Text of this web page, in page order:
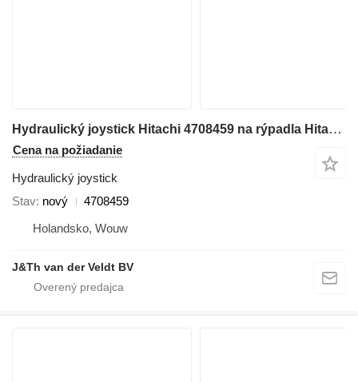
Hydraulický joystick Hitachi 4708459 na rýpadla Hitachi ZX500-3 ZX520-3 ZX450-3 ZX850-3 ZX470-3 ZX870-3 EX1200-6 ZX330-5G ZX240-5G ZX250-5B ZX250-5G ZX350-5B ZX350-5G ZX470-5B ZX470-5G ZX670-5B ZX670-5G ZX870-5B ZX870-5G ZX280-5G ZX290-5B
Cena na požiadanie
Hydraulický joystick
Stav nový
4708459
Holandsko, Wouw
J&Th van der Veldt BV